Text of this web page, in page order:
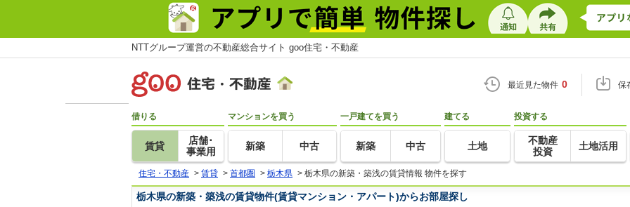
NTTグループ運営の不動産総合サイト goo住宅・不動産
最近見た物件 0 保
借りる
賃貸
店舗･
事業用
マンションを買う
新築 中古
一戸建てを買う
新築 中古
建てる
土地
投資する
不動産
投資
土地活用
住宅・不動産 > 賃貸 > 首都圏 > 栃木県 > 栃木県の新築・築浅の賃貸情報 物件を探す
栃木県の新築・築浅の賃貸物件(賃貸マンション・アパート)からお部屋探し